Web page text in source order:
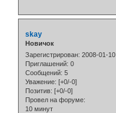
skay
Новичок
Зарегистрирован: 2008-01-10
Приглашений: 0
Сообщений: 5
Уважение: [+0/-0]
Позитив: [+0/-0]
Провел на форуме:
10 минут